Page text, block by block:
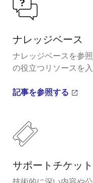
ナレッジベース
ナレッジベースを参
の役立つリソースを
記事を参照する
サポートチケット